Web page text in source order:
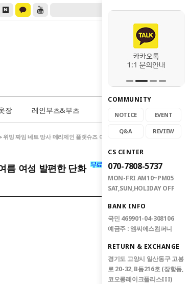
장 레인부츠&부츠
COMMUNITY
NOTICE EVENT
Q&A REVIEW
CS CENTER
070-7808-5737
MON-FRI AM10~PM05
SAT,SUN,HOLIDAY OFF
BANK INFO
국민 469901-04-308106
예금주 : 엠씨에스컴퍼니
RETURN & EXCHANGE
경기도 고양시 일산동구 고봉
로 20-32, B동216호 (장항동,
코오롱레이크폴리스III)
위빙 짜임 네트 망사 메리제인 플랫슈즈 여름 여성 발편한 단화
름 여성 발편한 단화